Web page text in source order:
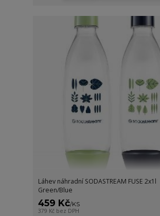
Láhev náhradní SODASTREAM FUSE 2x1l
Green/Blue
459 Kč/KS
379 Kč bez DPH